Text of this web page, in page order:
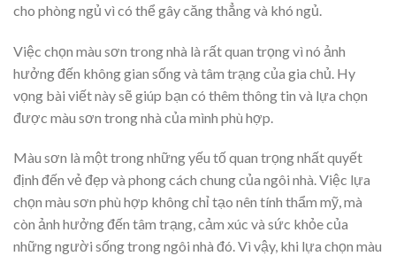
cho phòng ngủ vì có thể gây căng thẳng và khó ngủ.
Việc chọn màu sơn trong nhà là rất quan trọng vì nó ảnh
hưởng đến không gian sống và tâm trạng của gia chủ. Hy
vọng bài viết này sẽ giúp bạn có thêm thông tin và lựa chọn
được màu sơn trong nhà của mình phù hợp.
Màu sơn là một trong những yếu tố quan trọng nhất quyết
định đến vẻ đẹp và phong cách chung của ngôi nhà. Việc lựa
chọn màu sơn phù hợp không chỉ tạo nên tính thẩm mỹ, mà
còn ảnh hưởng đến tâm trạng, cảm xúc và sức khỏe của
những người sống trong ngôi nhà đó. Vì vậy, khi lựa chọn màu